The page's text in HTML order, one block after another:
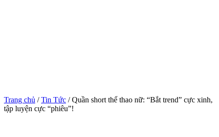
Trang chủ /Tin Tức / Quần short thể thao nữ: “Bắt trend” cực xinh,
tập luyện cực “phiêu”!